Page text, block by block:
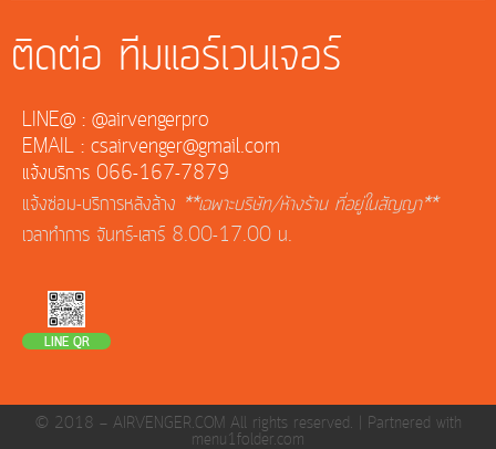
ติดต่อ ทีมแอร์เวนเจอร์
LINE@ : @airvengerpro
EMAIL : csairvenger@gmail.com
แจ้งบริการ 066-167-7879
แจ้งซ่อม-บริการหลังล้าง **เฉพาะบริษัท/ห้างร้าน ที่อยู่ในสัญญา**
เวลาทำการ จันทร์-เสาร์ 8.00-17.00 น.
LINE QR
© 2018 — AIRVENGER.COM All rights reserved. | Partnered with
menu1folder.com